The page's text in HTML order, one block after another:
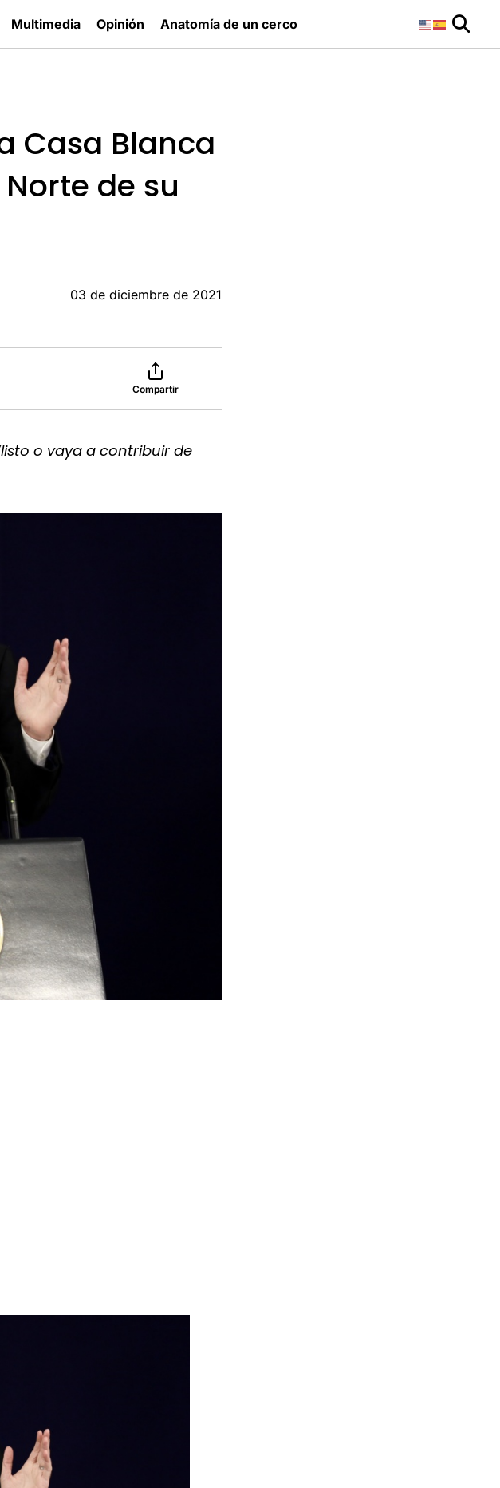
Multimedia Opinión Anatomía de un cerco
Casa Blanca
de su
03 de diciembre de 2021
Compartir
o vaya a contribuir de